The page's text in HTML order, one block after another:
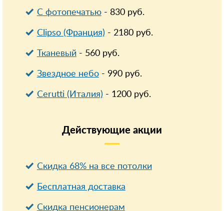
С фотопечатью- 830руб.
Clipso (Франция) - 2180руб.
Тканевый- 560руб.
Звездное небо- 990руб.
Cerutti (Италия) - 1200руб.
Действующие акции
Скидка 68% на все потолки
Бесплатная доставка
Cкидка пенсионерам